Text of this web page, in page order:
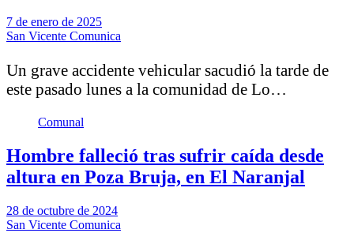
7 de enero de 2025
San Vicente Comunica
Un grave accidente vehicular sacudió la tarde de
este pasado lunes a la comunidad de Lo…
Comunal
Hombre falleció tras sufrir caída desde
altura en Poza Bruja, en El Naranjal
28 de octubre de 2024
San Vicente Comunica